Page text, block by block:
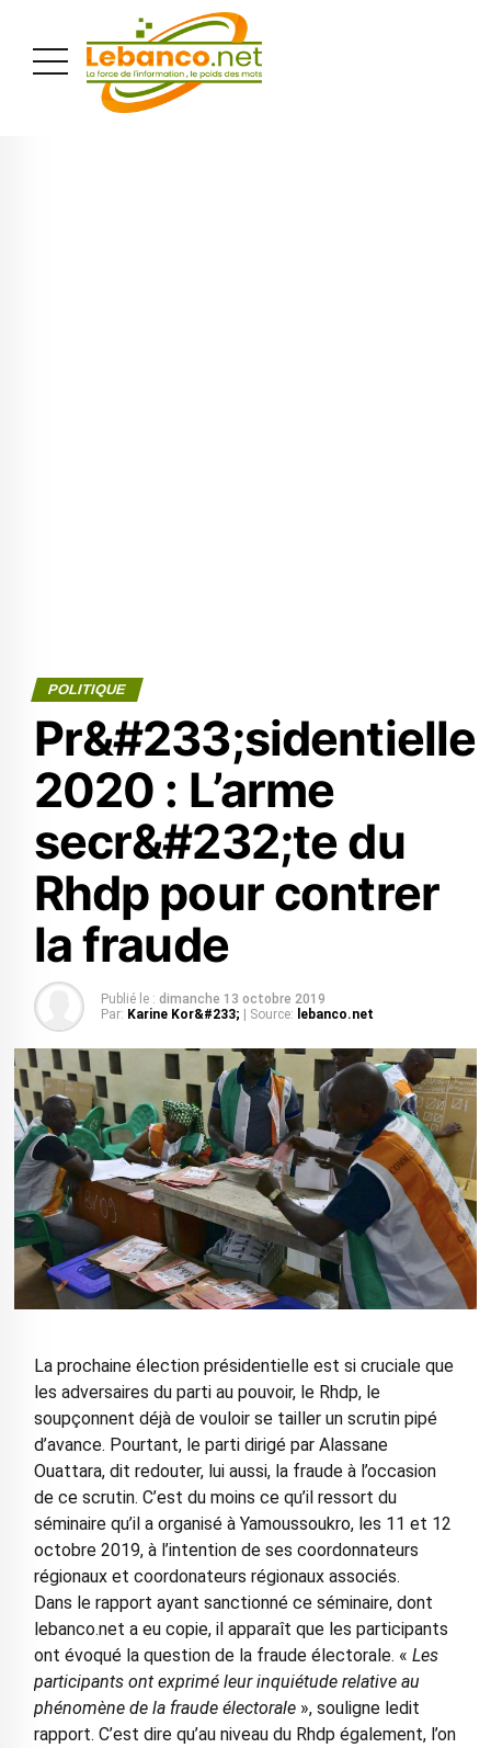
POLITIQUE
Pr&#233;sidentielle
2020 : L’arme
secr&#232;te du
Rhdp pour contrer
la fraude
Publié le : dimanche 13 octobre 2019
Par: Karine Kor&#233; | Source: lebanco.net
La prochaine élection présidentielle est si cruciale que
les adversaires du parti au pouvoir, le Rhdp, le
soupçonnent déjà de vouloir se tailler un scrutin pipé
d’avance. Pourtant, le parti dirigé par Alassane
Ouattara, dit redouter, lui aussi, la fraude à l’occasion
de ce scrutin. C’est du moins ce qu’il ressort du
séminaire qu’il a organisé à Yamoussoukro, les 11 et 12
octobre 2019, à l’intention de ses coordonnateurs
régionaux et coordonateurs régionaux associés.
Dans le rapport ayant sanctionné ce séminaire, dont
lebanco.net a eu copie, il apparaît que les participants
ont évoqué la question de la fraude électorale. « Les
participants ont exprimé leur inquiétude relative au
phénomène de la fraude électorale», souligne ledit
rapport. C’est dire qu’au niveau du Rhdp également, l’on